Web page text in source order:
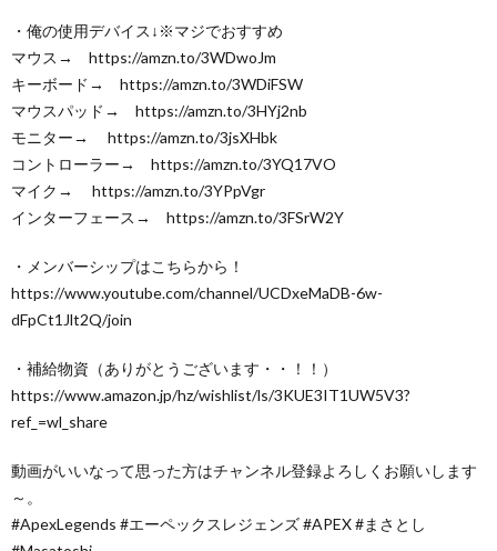
・俺の使用デバイス↓※マジでおすすめ
マウス→ https://amzn.to/3WDwoJm
キーボード→ https://amzn.to/3WDiFSW
マウスパッド→ https://amzn.to/3HYj2nb
モニター→ https://amzn.to/3jsXHbk
コントローラー→ https://amzn.to/3YQ17VO
マイク→ https://amzn.to/3YPpVgr
インターフェース→ https://amzn.to/3FSrW2Y
・メンバーシップはこちらから！
https://www.youtube.com/channel/UCDxeMaDB-6w-
dFpCt1Jlt2Q/join
・補給物資（ありがとうございます・・！！）
https://www.amazon.jp/hz/wishlist/ls/3KUE3IT1UW5V3?
ref_=wl_share
動画がいいなって思った方はチャンネル登録よろしくお願いします
～。
#ApexLegends #エーペックスレジェンズ #APEX #まさとし